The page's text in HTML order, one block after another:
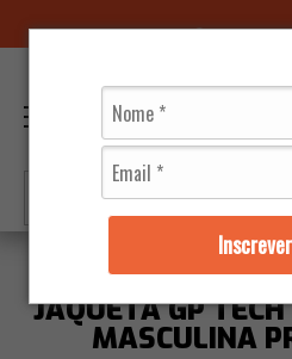
Masculino
JAQUETA GP
MASCULINA